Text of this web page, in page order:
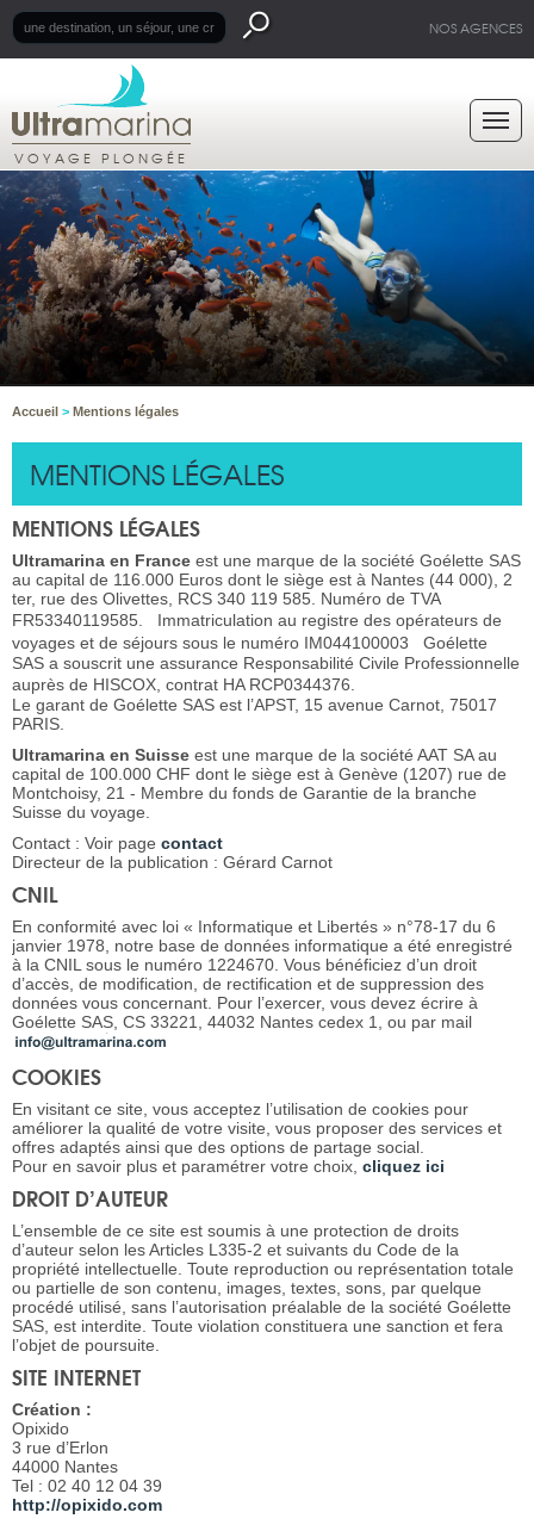
NOS AGENCES
VOYAGE PLONGÉE
Accueil > Mentions légales
MENTIONS LÉGALES
MENTIONS LÉGALES
Ultramarina en France est une marque de la société Goélette SAS
au capital de 116.000 Euros dont le siège est à Nantes (44 000), 2
ter, rue des Olivettes, RCS 340 119 585. Numéro de TVA
FR53340119585. Immatriculation au registre des opérateurs de
voyages et de séjours sous le numéro IM044100003 Goélette
SAS a souscrit une assurance Responsabilité Civile Professionnelle
auprès de HISCOX, contrat HA RCP0344376.
Le garant de Goélette SAS est l’APST, 15 avenue Carnot, 75017
PARIS.
Ultramarina en Suisse est une marque de la société AAT SA au
capital de 100.000 CHF dont le siège est à Genève (1207) rue de
Montchoisy, 21 - Membre du fonds de Garantie de la branche
Suisse du voyage.
Contact : Voir page contact
Directeur de la publication : Gérard Carnot
CNIL
En conformité avec loi « Informatique et Libertés » n°78-17 du 6
janvier 1978, notre base de données informatique a été enregistré
à la CNIL sous le numéro 1224670. Vous bénéficiez d’un droit
d’accès, de modification, de rectification et de suppression des
données vous concernant. Pour l’exercer, vous devez écrire à
Goélette SAS, CS 33221, 44032 Nantes cedex 1, ou par mail
COOKIES
En visitant ce site, vous acceptez l’utilisation de cookies pour
améliorer la qualité de votre visite, vous proposer des services et
offres adaptés ainsi que des options de partage social.
Pour en savoir plus et paramétrer votre choix, cliquez ici
DROIT D’AUTEUR
L’ensemble de ce site est soumis à une protection de droits
d’auteur selon les Articles L335-2 et suivants du Code de la
propriété intellectuelle. Toute reproduction ou représentation totale
ou partielle de son contenu, images, textes, sons, par quelque
procédé utilisé, sans l’autorisation préalable de la société Goélette
SAS, est interdite. Toute violation constituera une sanction et fera
l’objet de poursuite.
SITE INTERNET
Création :
Opixido
3 rue d’Erlon
44000 Nantes
Tel : 02 40 12 04 39
http://opixido.com